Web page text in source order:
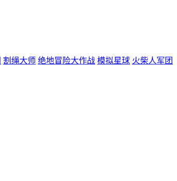
割绳大师 绝地冒险大作战 模拟星球 火柴人军团